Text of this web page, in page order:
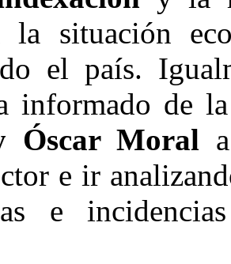
la situación
el país.
informado de
Óscar Moral
e ir
e